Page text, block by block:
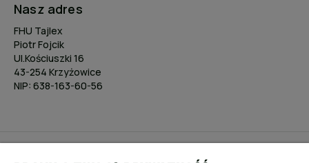
Nasz adres
FHU Tajlex
Piotr Fojcik
Ul.Kościuszki 16
43-254 Krzyżowice
NIP: 638-163-60-56